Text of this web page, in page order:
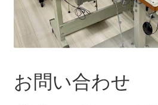
お問い合わせ